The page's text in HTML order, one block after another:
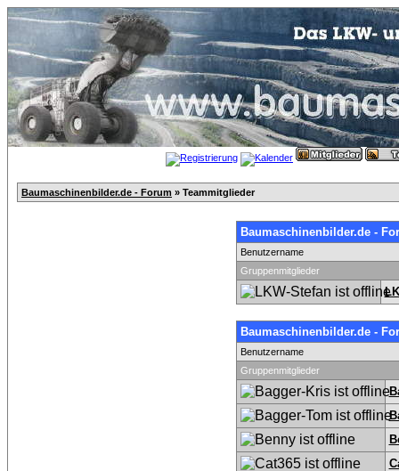
Baumaschinenbilder.de - Forum » Teammitglieder
Baumaschinenbilder.de -
Benutzername
Gruppenmitglieder
Baumaschinenbilder.de -
Benutzername
Gruppenmitglieder